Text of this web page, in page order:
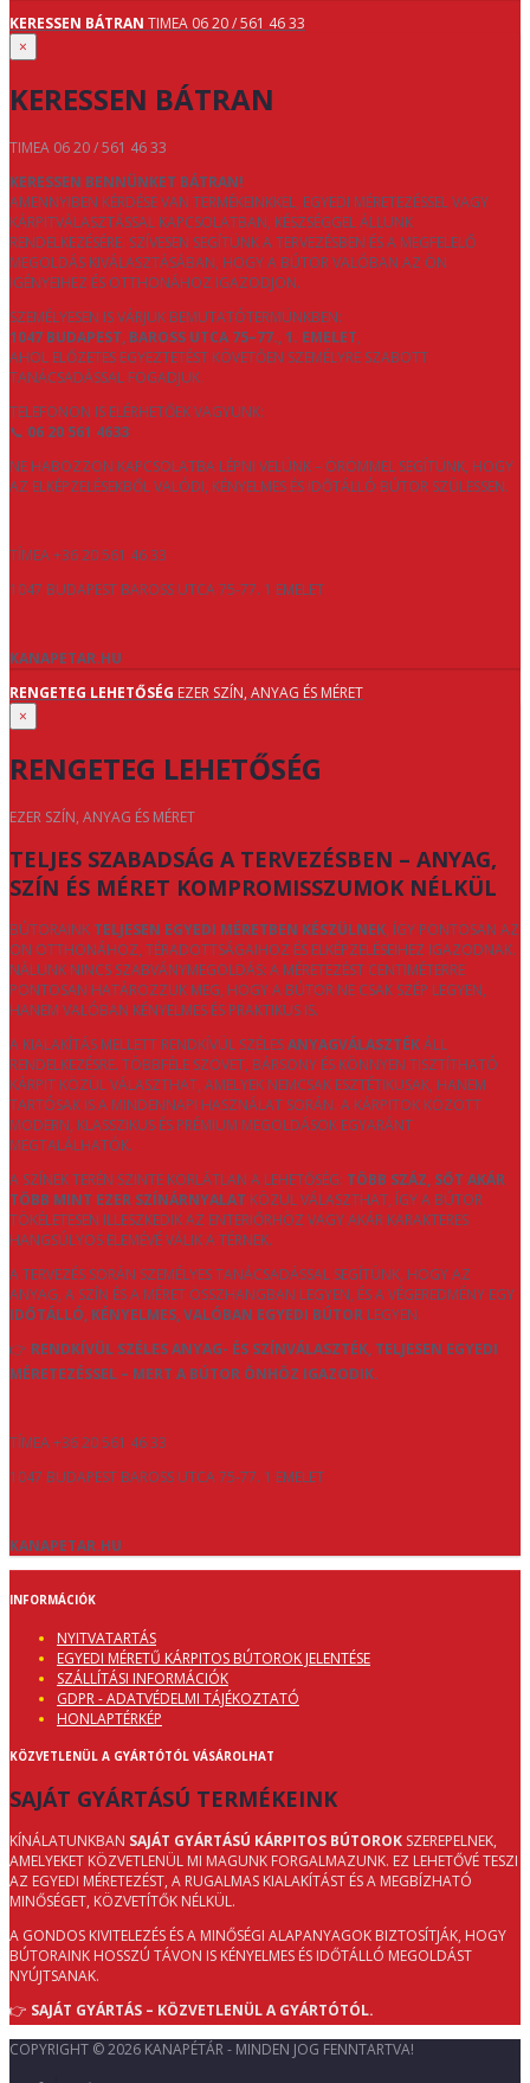
KERESSEN BÁTRAN TIMEA 06 20 / 561 46 33
×
KERESSEN BÁTRAN
TIMEA 06 20 / 561 46 33
KERESSEN BENNÜNKET BÁTRAN!
AMENNYIBEN KÉRDÉSE VAN TERMÉKEINKKEL, EGYEDI MÉRETEZÉSSEL VAGY
KÁRPITVÁLASZTÁSSAL KAPCSOLATBAN, KÉSZSÉGGEL ÁLLUNK
RENDELKEZÉSÉRE. SZÍVESEN SEGÍTÜNK A TERVEZÉSBEN ÉS A MEGFELELŐ
MEGOLDÁS KIVÁLASZTÁSÁBAN, HOGY A BÚTOR VALÓBAN AZ ÖN
IGÉNYEIHEZ ÉS OTTHONÁHOZ IGAZODJON.
SZEMÉLYESEN IS VÁRJUK BEMUTATÓTERMÜNKBEN:
1047 BUDAPEST, BAROSS UTCA 75–77., 1. EMELET,
AHOL ELŐZETES EGYEZTETÉST KÖVETŐEN SZEMÉLYRE SZABOTT
TANÁCSADÁSSAL FOGADJUK.
TELEFONON IS ELÉRHETŐEK VAGYUNK:
📞 06 20 561 4633
NE HABOZZON KAPCSOLATBA LÉPNI VELÜNK – ÖRÖMMEL SEGÍTÜNK, HOGY
AZ ELKÉPZELÉSEKBŐL VALÓDI, KÉNYELMES ÉS IDŐTÁLLÓ BÚTOR SZÜLESSEN.
TÍMEA +36 20 561 46 33
1047 BUDAPEST BAROSS UTCA 75-77. 1 EMELET
KANAPETAR.HU
RENGETEG LEHETŐSÉG EZER SZÍN, ANYAG ÉS MÉRET
×
RENGETEG LEHETŐSÉG
EZER SZÍN, ANYAG ÉS MÉRET
TELJES SZABADSÁG A TERVEZÉSBEN – ANYAG,
SZÍN ÉS MÉRET KOMPROMISSZUMOK NÉLKÜL
BÚTORAINK TELJESEN EGYEDI MÉRETBEN KÉSZÜLNEK, ÍGY PONTOSAN AZ
ÖN OTTHONÁHOZ, TÉRADOTTSÁGAIHOZ ÉS ELKÉPZELÉSEIHEZ IGAZODNAK.
NÁLUNK NINCS SZABVÁNYMEGOLDÁS: A MÉRETEZÉST CENTIMÉTERRE
PONTOSAN HATÁROZZUK MEG, HOGY A BÚTOR NE CSAK SZÉP LEGYEN,
HANEM VALÓBAN KÉNYELMES ÉS PRAKTIKUS IS.
A KIALAKÍTÁS MELLETT RENDKÍVÜL SZÉLESANYAGVÁLASZTÉKÁLL
RENDELKEZÉSRE. TÖBBFÉLE SZÖVET, BÁRSONY ÉS KÖNNYEN TISZTÍTHATÓ
KÁRPIT KÖZÜL VÁLASZTHAT, AMELYEK NEMCSAK ESZTÉTIKUSAK, HANEM
TARTÓSAK IS A MINDENNAPI HASZNÁLAT SORÁN. A KÁRPITOK KÖZÖTT
MODERN, KLASSZIKUS ÉS PRÉMIUM MEGOLDÁSOK EGYARÁNT
MEGTALÁLHATÓK.
A SZÍNEK TERÉN SZINTE KORLÁTLAN A LEHETŐSÉG: TÖBB SZÁZ, SŐT AKÁR
TÖBB MINT EZER SZÍNÁRNYALAT KÖZÜL VÁLASZTHAT, ÍGY A BÚTOR
TÖKÉLETESEN ILLESZKEDIK AZ ENTERIŐRHÖZ VAGY AKÁR KARAKTERES
HANGSÚLYOS ELEMÉVÉ VÁLIK A TÉRNEK.
A TERVEZÉS SORÁN SZEMÉLYES TANÁCSADÁSSAL SEGÍTÜNK, HOGY AZ
ANYAG, A SZÍN ÉS A MÉRET ÖSSZHANGBAN LEGYEN, ÉS A VÉGEREDMÉNY EGY
IDŐTÁLLÓ, KÉNYELMES, VALÓBAN EGYEDI BÚTOR LEGYEN.
👉 RENDKÍVÜL SZÉLES ANYAG- ÉS SZÍNVÁLASZTÉK, TELJESEN EGYEDI
MÉRETEZÉSSEL – MERT A BÚTOR ÖNHÖZ IGAZODIK.
TÍMEA +36 20 561 46 33
1047 BUDAPEST BAROSS UTCA 75-77. 1 EMELET
KANAPETAR.HU
INFORMÁCIÓK
NYITVATARTÁS
EGYEDI MÉRETŰ KÁRPITOS BÚTOROK JELENTÉSE
SZÁLLÍTÁSI INFORMÁCIÓK
GDPR - ADATVÉDELMI TÁJÉKOZTATÓ
HONLAPTÉRKÉP
KÖZVETLENÜL A GYÁRTÓTÓL VÁSÁROLHAT
SAJÁT GYÁRTÁSÚ TERMÉKEINK
KÍNÁLATUNKBAN SAJÁT GYÁRTÁSÚ KÁRPITOS BÚTOROK SZEREPELNEK,
AMELYEKET KÖZVETLENÜL MI MAGUNK FORGALMAZUNK. EZ LEHETŐVÉ TESZI
AZ EGYEDI MÉRETEZÉST, A RUGALMAS KIALAKÍTÁST ÉS A MEGBÍZHATÓ
MINŐSÉGET, KÖZVETÍTŐK NÉLKÜL.
A GONDOS KIVITELEZÉS ÉS A MINŐSÉGI ALAPANYAGOK BIZTOSÍTJÁK, HOGY
BÚTORAINK HOSSZÚ TÁVON IS KÉNYELMES ÉS IDŐTÁLLÓ MEGOLDÁST
NYÚJTSANAK.
👉 SAJÁT GYÁRTÁS – KÖZVETLENÜL A GYÁRTÓTÓL.
COPYRIGHT © 2026 KANAPÉTÁR - MINDEN JOG FENNTARTVA!